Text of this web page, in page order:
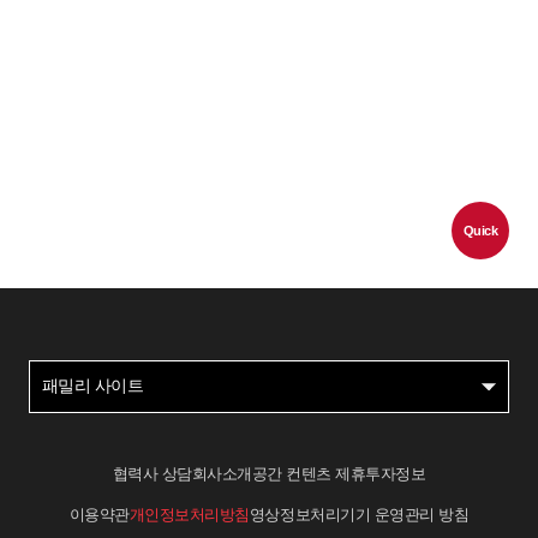
Quick
패밀리 사이트
협력사 상담회사소개 공간 컨텐츠 제휴투자정보
이용약관개인정보처리방침 영상정보처리기기 운영관리 방침